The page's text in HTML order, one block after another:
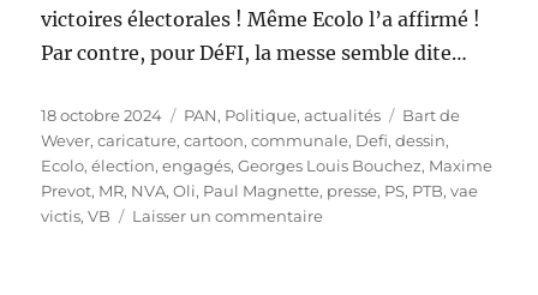
victoires électorales ! Même Ecolo l’a affirmé !
Par contre, pour DéFI, la messe semble dite…
Publié
le
18 octobre 2024 Catégories
PAN, Politique, actualités Étiquettes
Bart de
Wever,caricature,cartoon,communale, Defi,dessin,
Ecolo,élection,engagés,Georges Louis Bouchez, Maxime
Prevot, MR, NVA,Oli, Paul Magnette, presse, PS, PTB,vae
victis,VB Laisser un commentairesur